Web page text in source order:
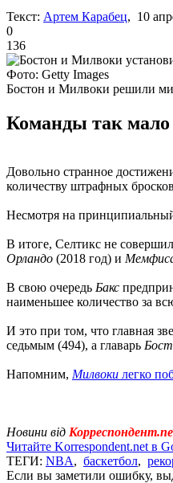
Текст: Артем Карабец, 10
0
136
Фото: Getty Images
Бостон и Милвоки решили
Команды так мало
Довольно странное
количеству штрафных
Несмотря на
В итоге, Селтикс не
Орландо (2018 год) и
В свою очередь Бакс
наименьшее количество за
И это при том, что главная
седьмым (494), а главарь
Напомним, Милвоки легко
Новини від
Читайте Korrespondent.net в
ТЕГИ: NBA, баскетбол,
Если вы заметили ошибку,